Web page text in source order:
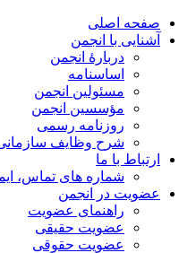
صفحه اصلی
آشنایی با انجمن
دربارۀ انجمن
اساسنامه
مسئولین انجمن
مؤسسین انجمن
روزنامه رسمی
شرح وظایف سازمانی
ارتباط با ما
شماره های تماس،
عضویت در انجمن
راهنمای عضویت
عضویت حقیقی
عضویت حقوقی